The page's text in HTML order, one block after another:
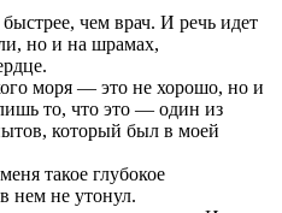
чем врач. И речь идет
но и на шрамах,
моря — это не хорошо, но и
то, что это — один из
который был в моей
такое глубокое
нем не утонул.